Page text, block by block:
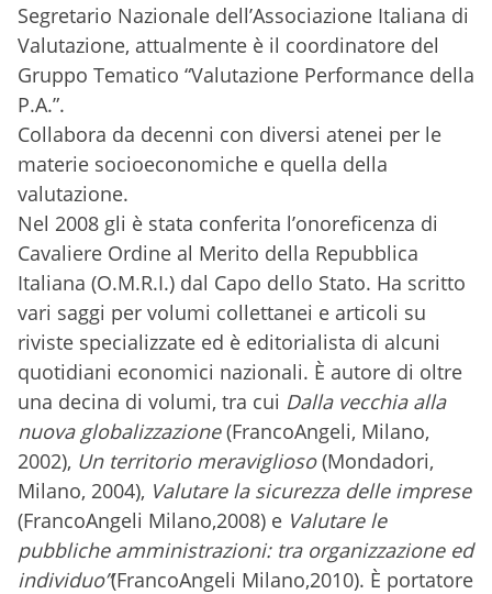
Segretario Nazionale dell’Associazione Italiana di
Valutazione, attualmente è il coordinatore del
Gruppo Tematico “Valutazione Performance della
P.A.”.
Collabora da decenni con diversi atenei per le
materie socioeconomiche e quella della
valutazione.
Nel 2008 gli è stata conferita l’onoreficenza di
Cavaliere Ordine al Merito della Repubblica
Italiana (O.M.R.I.) dal Capo dello Stato. Ha scritto
vari saggi per volumi collettanei e articoli su
riviste specializzate ed è editorialista di alcuni
quotidiani economici nazionali. È autore di oltre
una decina di volumi, tra cui Dalla vecchia alla
nuova globalizzazione(FrancoAngeli, Milano,
2002), Un territorio meraviglioso(Mondadori,
Milano, 2004), Valutare la sicurezza delle imprese
(FrancoAngeli Milano,2008) e Valutare le
pubbliche amministrazioni: tra organizzazione ed
individuo”(FrancoAngeli Milano,2010). È portatore